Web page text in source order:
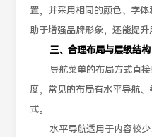
置，并采用相同的颜色、字
助于增强品牌形象，还能提升
三、合理布局与层级结构
导航菜单的布局方式直
度，常见的布局有水平导航
式。
水平导航适用于内容较